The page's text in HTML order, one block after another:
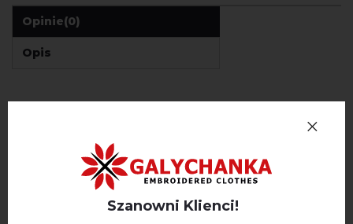
Opinie(0)
Opis
Немає відгуків про цей товар.
napisz opinie Merelin (jasnoniebieski)
Szanowni Klienci!